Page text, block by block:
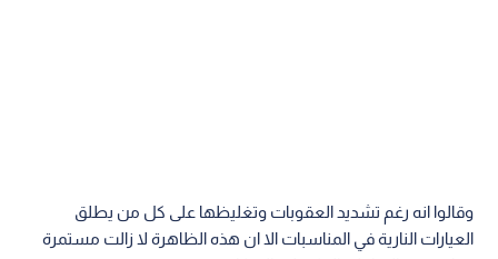
وقالوا انه رغم تشديد العقوبات وتغليظها على كل من يطلق
العيارات النارية في المناسبات الا ان هذه الظاهرة لا زالت مستمرة